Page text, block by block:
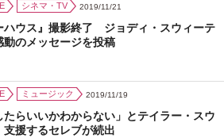
シネマ・TV 2019/11/21
ハウス』撮影終了 ジョディ・スウィーテ
動のメッセージを投稿
ミュージック 2019/11/19
たらいいかわからない」とテイラー・スウ
援するセレブが続出